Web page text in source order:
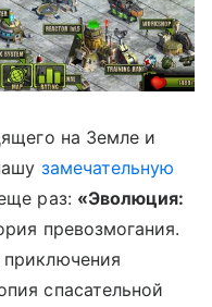
на Земле и
замечательную
раз: «Эволюция:
превозмогания.
спасательной